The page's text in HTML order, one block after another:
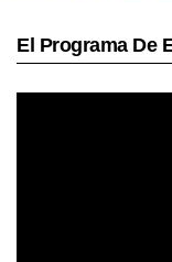
El Programa De